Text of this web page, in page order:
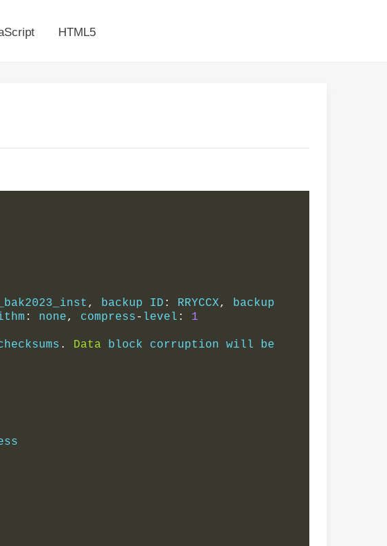
HTML5
, backup ID : RRYCCX,
backup
: none, compress- level :
1
. Data block corruption will be